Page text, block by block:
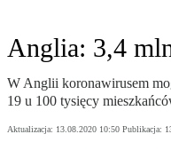
Anglia: 3,4
W Anglii koronawirusem
19 u 100 tysięcy
Aktualizacja: 13.08.2020 10:50 Publikacja: